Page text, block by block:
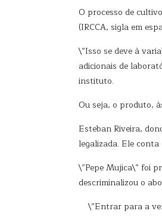
O processo de
(IRCCA, sigla em
\”Isso se deve à
adicionais de
instituto.
Ou seja, o produto,
Esteban Riveira,
legalizada. Ele
\”Pepe Mujica\” foi
descriminalizou o
\”Entrar para a